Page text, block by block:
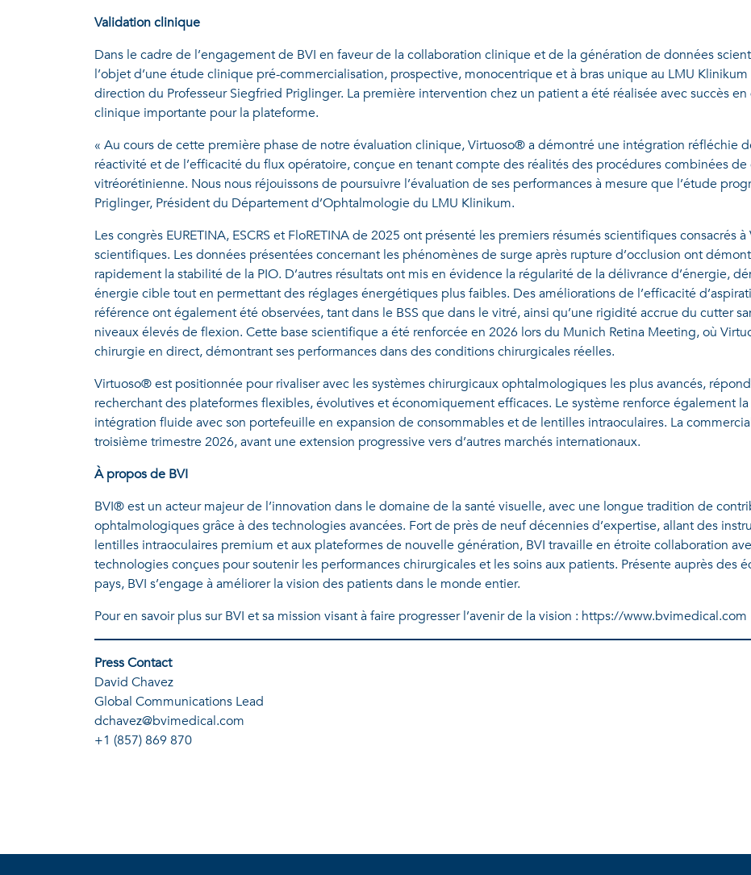
Validation clinique
Dans le cadre de l’engagement de BVI en faveur de la collaboration clinique et de la génération de données
l’objet d’une étude clinique pré-commercialisation, prospective, monocentrique et à bras unique au LMU
direction du Professeur Siegfried Priglinger. La première intervention chez un patient a été réalisée avec succès
clinique importante pour la plateforme.
« Au cours de cette première phase de notre évaluation clinique, Virtuoso® a démontré une intégration réfléchie
réactivité et de l’efficacité du flux opératoire, conçue en tenant compte des réalités des procédures combinées
vitréorétinienne. Nous nous réjouissons de poursuivre l’évaluation de ses performances à mesure que l’étude
Priglinger, Président du Département d’Ophtalmologie du LMU Klinikum.
Les congrès EURETINA, ESCRS et FloRETINA de 2025 ont présenté les premiers résumés scientifiques consacrés
scientifiques. Les données présentées concernant les phénomènes de surge après rupture d’occlusion ont
rapidement la stabilité de la PIO. D’autres résultats ont mis en évidence la régularité de la délivrance d’énergie,
énergie cible tout en permettant des réglages énergétiques plus faibles. Des améliorations de l’efficacité
référence ont également été observées, tant dans le BSS que dans le vitré, ainsi qu’une rigidité accrue du cutter
niveaux élevés de flexion. Cette base scientifique a été renforcée en 2026 lors du Munich Retina Meeting, où
chirurgie en direct, démontrant ses performances dans des conditions chirurgicales réelles.
Virtuoso® est positionnée pour rivaliser avec les systèmes chirurgicaux ophtalmologiques les plus avancés,
recherchant des plateformes flexibles, évolutives et économiquement efficaces. Le système renforce également
intégration fluide avec son portefeuille en expansion de consommables et de lentilles intraoculaires. La
troisième trimestre 2026, avant une extension progressive vers d’autres marchés internationaux.
À propos de BVI
BVI® est un acteur majeur de l’innovation dans le domaine de la santé visuelle, avec une longue tradition de
ophtalmologiques grâce à des technologies avancées. Fort de près de neuf décennies d’expertise, allant des
lentilles intraoculaires premium et aux plateformes de nouvelle génération, BVI travaille en étroite collaboration
technologies conçues pour soutenir les performances chirurgicales et les soins aux patients. Présente auprès des
pays, BVI s’engage à améliorer la vision des patients dans le monde entier.
Pour en savoir plus sur BVI et sa mission visant à faire progresser l’avenir de la vision : https://www.bvimedical.com
Press Contact
David Chavez
Global Communications Lead
dchavez@bvimedical.com
+1 (857) 869 870